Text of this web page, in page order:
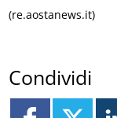
(re.aostanews.it)
Condividi